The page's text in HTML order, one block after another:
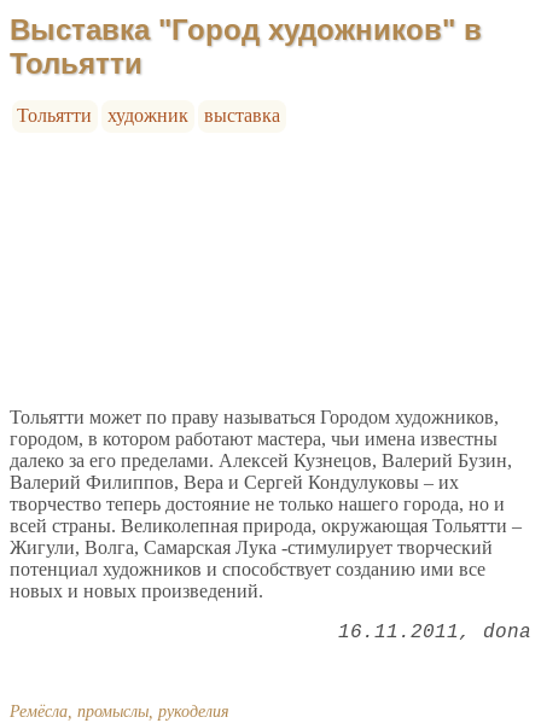
Выставка "Город художников" в
Тольятти
Тольятти художник выставка
Тольятти может по праву называться Городом художников,
городом, в котором работают мастера, чьи имена известны
далеко за его пределами. Алексей Кузнецов, Валерий Бузин,
Валерий Филиппов, Вера и Сергей Кондулуковы – их
творчество теперь достояние не только нашего города, но и
всей страны. Великолепная природа, окружающая Тольятти –
Жигули, Волга, Самарская Лука -стимулирует творческий
потенциал художников и способствует созданию ими все
новых и новых произведений.
16.11.2011 dona
Ремёсла, промыслы, рукоделия